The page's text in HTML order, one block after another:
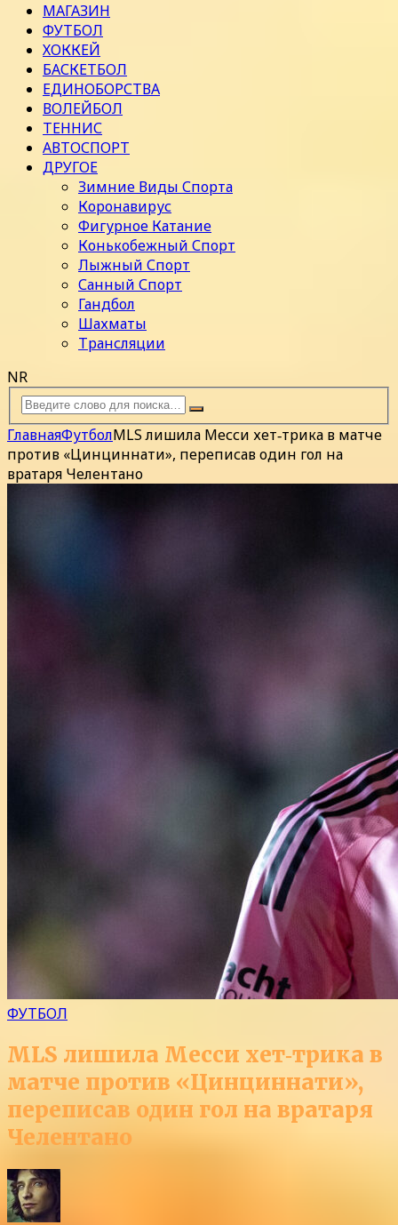
МАГАЗИН
ФУТБОЛ
ХОККЕЙ
БАСКЕТБОЛ
ЕДИНОБОРСТВА
ВОЛЕЙБОЛ
ТЕННИС
АВТОСПОРТ
ДРУГОЕ
Зимние Виды Спорта
Коронавирус
Фигурное Катание
Конькобежный Спорт
Лыжный Спорт
Санный Спорт
Гандбол
Шахматы
Трансляции
NR
ГлавнаяФутболMLS лишила Месси хет‑трика в матче
против «Цинциннати», переписав один гол на
вратаря Челентано
ФУТБОЛ
MLS лишила Месси хет‑трика в
матче против «Цинциннати»,
переписав один гол на вратаря
Челентано